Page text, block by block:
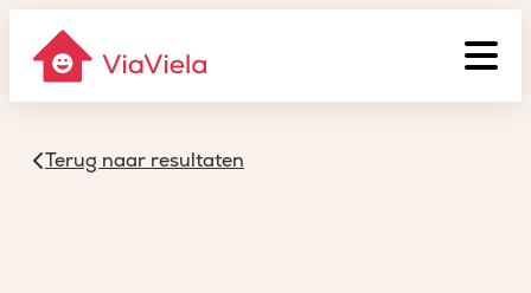
Terug naar resultaten